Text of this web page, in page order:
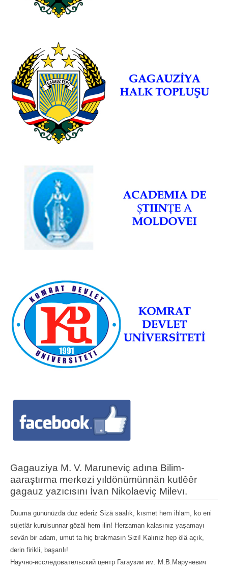
Gagauziya M. V. Maruneviç adına Bilim-
aaraştırma merkezi yıldönümünnän kutlȇȇr
gagauz yazıcısını İvan Nikolaeviç Milevı.
Duuma gününüzdä duz ederiz Sizä saalık, kısmet hem ihlam, ko eni
süjetlär kurulsunnar gözäl hem ilin! Herzaman kalasınız yaşamayı
sevän bir adam, umut ta hiç brakmasın Sizi! Kalınız hep ölä açık,
derin firikli, başarılı!
Научно-исследовательский центр Гагаузии им. М.В.Маруневич